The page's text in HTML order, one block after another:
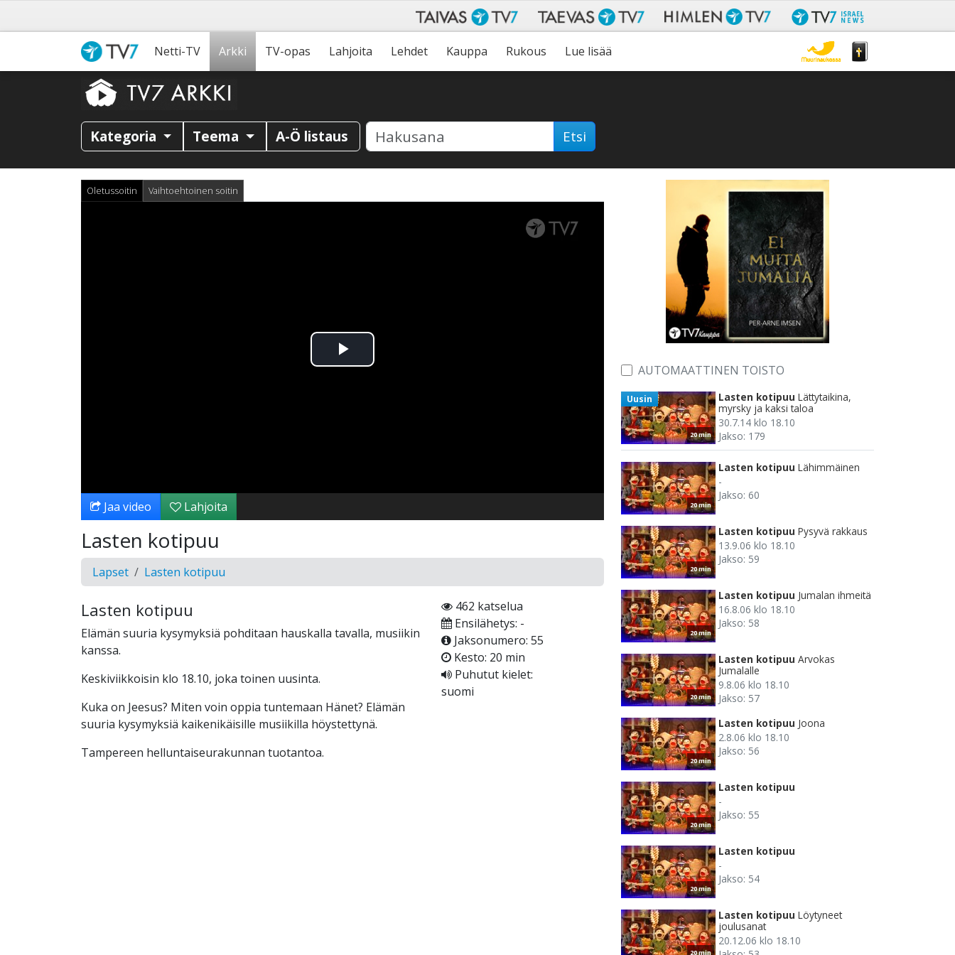
Netti-TV Arkki TV-opas Lahjoita Lehdet Kauppa Rukous Lue lisää
Kategoria Teema A-Ö listaus Etsi
Oletussoitin Vaihtoehtoinen soitin
Toista
Jaa video Lahjoita
Lasten kotipuu
Lapset Lasten kotipuu
Lasten kotipuu
Elämän suuria kysymyksiä pohditaan hauskalla tavalla, musiikin
kanssa.
Keskiviikkoisin klo 18.10, joka toinen uusinta.
Kuka on Jeesus? Miten voin oppia tuntemaan Hänet? Elämän
suuria kysymyksiä kaikenikäisille musiikilla höystettynä.
Tampereen helluntaiseurakunnan tuotantoa.
462 katselua
Ensilähetys: -
Jaksonumero: 55
Kesto: 20 min
Puhutut kielet:
suomi
AUTOMAATTINEN TOISTO
20 min
Uusin Lasten kotipuu Lättytaikina,
myrsky ja kaksi taloa
30.7.14 klo 18.10
Jakso: 179
20 min
Lasten kotipuu Lähimmäinen
-
Jakso: 60
20 min
Lasten kotipuu Pysyvä rakkaus
13.9.06 klo 18.10
Jakso: 59
20 min
Lasten kotipuu Jumalan ihmeitä
16.8.06 klo 18.10
Jakso: 58
20 min
Lasten kotipuu Arvokas
Jumalalle
9.8.06 klo 18.10
Jakso: 57
20 min
Lasten kotipuu Joona
2.8.06 klo 18.10
Jakso: 56
20 min
Lasten kotipuu
-
Jakso: 55
20 min
Lasten kotipuu
-
Jakso: 54
20 min
Lasten kotipuu Löytyneet
joulusanat
20.12.06 klo 18.10